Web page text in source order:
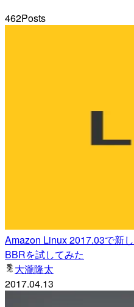
462Posts
Amazon Linux 2017.03で新
BBRを試してみた
大瀧隆太
2017.04.13